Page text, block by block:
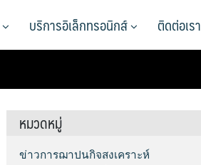
บริการอิเล็กทรอนิกส์ ติดต่อเรา
หมวดหมู่
ข่าวการฌาปนกิจสงเคราะห์